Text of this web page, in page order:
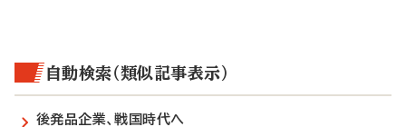
自動検索（類似記事表示）
後発品企業、戦国時代へ